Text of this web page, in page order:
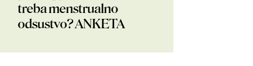
treba menstrualno
odsustvo? ANKETA